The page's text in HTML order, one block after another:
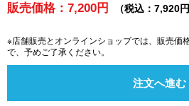
販売価格：7,200円 （税込：7,920円
※店舗販売とオンラインショップでは、販売価
で、予めご了承ください。
注文へ進む